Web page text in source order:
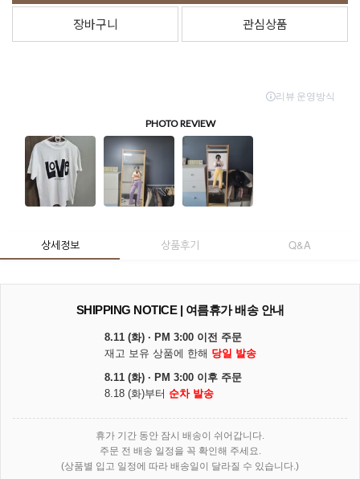
장바구니 관심상품
상세정보 상품후기 Q&A
SHIPPING NOTICE | 여름휴가 배송 안내
8.11 (화) · PM 3:00 이전 주문
재고 보유 상품에 한해 당일 발송
8.11 (화) · PM 3:00 이후 주문
8.18 (화)부터 순차 발송
휴가 기간 동안 잠시 배송이 쉬어갑니다.
주문 전 배송 일정을 꼭 확인해 주세요.
(상품별 입고 일정에 따라 배송일이 달라질 수 있습니다.)